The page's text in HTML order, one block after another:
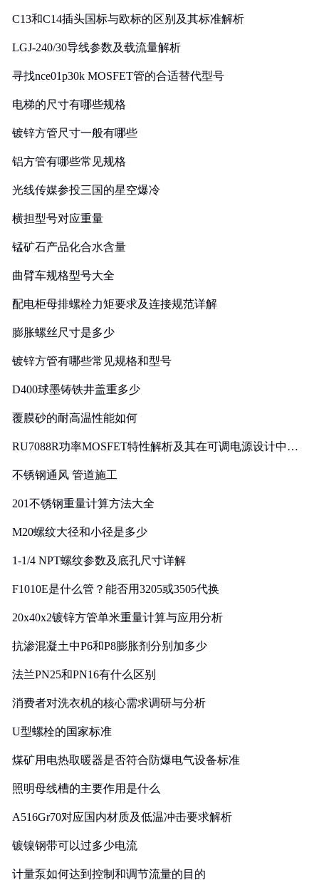
C13和C14插头国标与欧标的区别及其标准解析
LGJ-240/30导线参数及载流量解析
寻找nce01p30k MOSFET管的合适替代型号
电梯的尺寸有哪些规格
镀锌方管尺寸一般有哪些
铝方管有哪些常见规格
光线传媒参投三国的星空爆冷
横担型号对应重量
锰矿石产品化合水含量
曲臂车规格型号大全
配电柜母排螺栓力矩要求及连接规范详解
膨胀螺丝尺寸是多少
镀锌方管有哪些常见规格和型号
D400球墨铸铁井盖重多少
覆膜砂的耐高温性能如何
RU7088R功率MOSFET特性解析及其在可调电源设计中的
不锈钢通风 管道施工
201不锈钢重量计算方法大全
M20螺纹大径和小径是多少
1-1/4 NPT螺纹参数及底孔尺寸详解
F1010E是什么管？能否用3205或3505代换
20x40x2镀锌方管单米重量计算与应用分析
抗渗混凝土中P6和P8膨胀剂分别加多少
法兰PN25和PN16有什么区别
消费者对洗衣机的核心需求调研与分析
U型螺栓的国家标准
煤矿用电热取暖器是否符合防爆电气设备标准
照明母线槽的主要作用是什么
A516Gr70对应国内材质及低温冲击要求解析
镀镍钢带可以过多少电流
计量泵如何达到控制和调节流量的目的